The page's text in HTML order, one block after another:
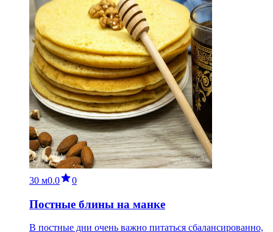
30 м0.0 0
Постные блины на манке
В постные дни очень важно питаться сбалансированно,